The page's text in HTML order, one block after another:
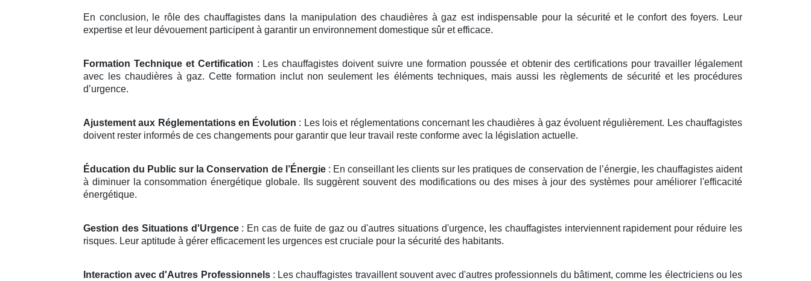
En conclusion, le rôle des chauffagistes dans la manipulation des chaudières à gaz est indispensable pour la sécurité et le confort des foyers. Leur
expertise et leur dévouement participent à garantir un environnement domestique sûr et efficace.
Formation Technique et Certification : Les chauffagistes doivent suivre une formation poussée et obtenir des certifications pour travailler légalement
avec les chaudières à gaz. Cette formation inclut non seulement les éléments techniques, mais aussi les règlements de sécurité et les procédures
d’urgence.
Ajustement aux Réglementations en Évolution : Les lois et réglementations concernant les chaudières à gaz évoluent régulièrement. Les chauffagistes
doivent rester informés de ces changements pour garantir que leur travail reste conforme avec la législation actuelle.
Éducation du Public sur la Conservation de l’Énergie: En conseillant les clients sur les pratiques de conservation de l’énergie, les chauffagistes aident
à diminuer la consommation énergétique globale. Ils suggèrent souvent des modifications ou des mises à jour des systèmes pour améliorer l'efficacité
énergétique.
Gestion des Situations d'Urgence: En cas de fuite de gaz ou d'autres situations d'urgence, les chauffagistes interviennent rapidement pour réduire les
risques. Leur aptitude à gérer efficacement les urgences est cruciale pour la sécurité des habitants.
Interaction avec d'Autres Professionnels: Les chauffagistes travaillent souvent avec d'autres professionnels du bâtiment, comme les électriciens ou les